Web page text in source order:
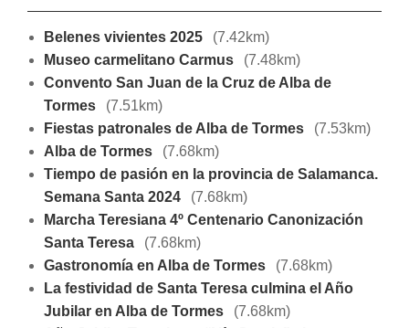
Belenes vivientes 2025
(7.42km)
Museo carmelitano Carmus
(7.48km)
Convento San Juan de la Cruz de Alba de
Tormes
(7.51km)
Fiestas patronales de Alba de Tormes
(7.53km)
Alba de Tormes
(7.68km)
Tiempo de pasión en la provincia de Salamanca.
Semana Santa 2024
(7.68km)
Marcha Teresiana 4º Centenario Canonización
Santa Teresa
(7.68km)
Gastronomía en Alba de Tormes
(7.68km)
La festividad de Santa Teresa culmina el Año
Jubilar en Alba de Tormes
(7.68km)